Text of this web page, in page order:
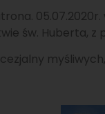
św. Huberta,